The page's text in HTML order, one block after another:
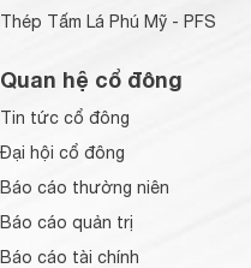
Thép Tấm Lá Phú Mỹ - PFS
Quan hệ cổ đông
Tin tức cổ đông
Đại hội cổ đông
Báo cáo thường niên
Báo cáo quản trị
Báo cáo tài chính